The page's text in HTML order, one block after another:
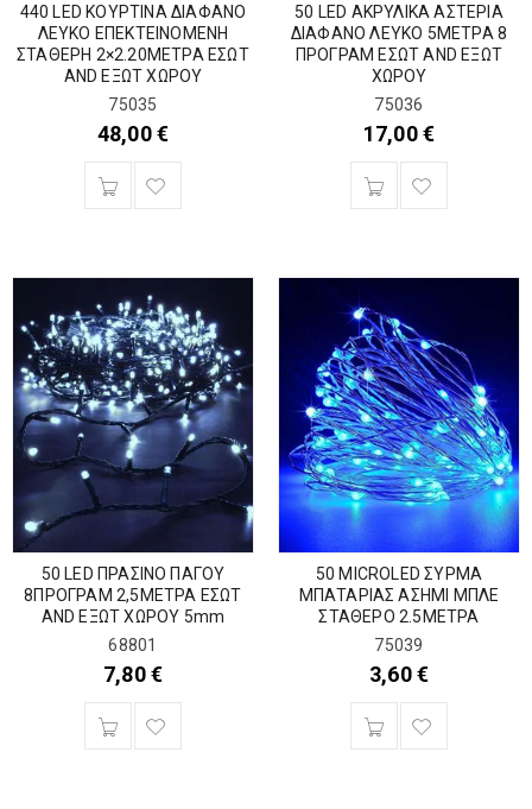
440 LED ΚΟΥΡΤΙΝΑ ΔΙΑΦΑΝΟ
ΛΕΥΚΟ ΕΠΕΚΤΕΙΝΟΜΕΝΗ
ΣΤΑΘΕΡΗ 2×2.20METPA ΕΣΩΤ
AND ΕΞΩΤ ΧΩΡΟΥ
75035
48,00€
50 LED ΑΚΡΥΛΙΚΑ ΑΣΤΕΡΙΑ
ΔΙΑΦΑΝΟ ΛΕΥΚΟ 5ΜΕΤΡΑ 8
ΠΡΟΓΡΑΜ ΕΣΩΤ AND ΕΞΩΤ
ΧΩΡΟΥ
75036
17,00€
50 LED ΠΡΑΣΙΝΟ ΠΑΓΟΥ
8ΠΡΟΓΡΑΜ 2,5ΜΕΤΡΑ ΕΣΩΤ
AND ΕΞΩΤ ΧΩΡΟΥ 5mm
68801
7,80€
50 MICROLED ΣΥΡΜΑ
ΜΠΑΤΑΡΙΑΣ ΑΣΗΜΙ ΜΠΛΕ
ΣΤΑΘΕΡΟ 2.5ΜΕΤΡΑ
75039
3,60€